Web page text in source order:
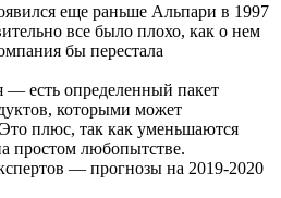
еще раньше Альпари в 1997
все было плохо, как о нем
бы перестала
— есть определенный пакет
которыми может
Это плюс, так как уменьшаются
простом любопытстве.
— прогнозы на 2019-2020